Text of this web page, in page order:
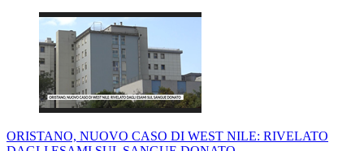
ORISTANO, NUOVO CASO DI WEST NILE: RIVELATO